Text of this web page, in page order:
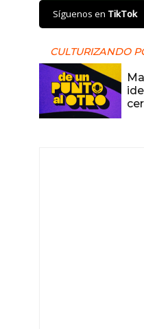
Síguenos en TikTok
CULTURIZANDO